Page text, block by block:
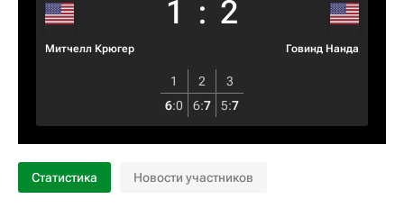
Митчелл Крюгер
1 : 2
Говинд Нанда
1 2
3
6:0 6:7 5:7
Статистика Новости участников